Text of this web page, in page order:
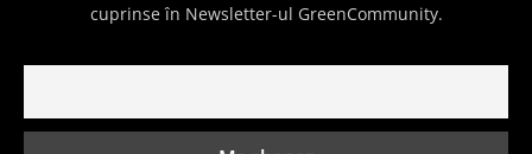
cuprinse în Newsletter-ul GreenCommunity.